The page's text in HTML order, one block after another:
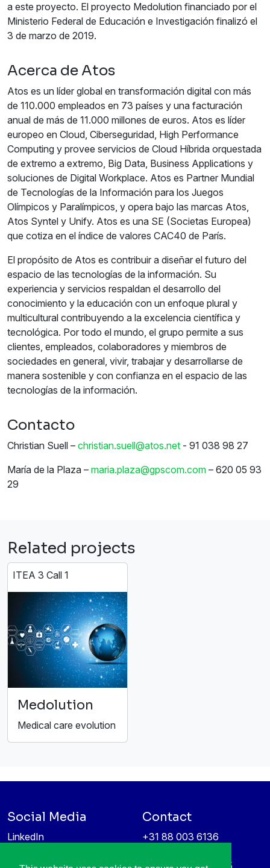
a este proyecto. El proyecto Medolution financiado por el
Ministerio Federal de Educación e Investigación finalizó el
3 de marzo de 2019.
Acerca de Atos
Atos es un líder global en transformación digital con más
de 110.000 empleados en 73 países y una facturación
anual de más de 11.000 millones de euros. Atos es líder
europeo en Cloud, Ciberseguridad, High Performance
Computing y provee servicios de Cloud Híbrida orquestada
de extremo a extremo, Big Data, Business Applications y
soluciones de Digital Workplace. Atos es Partner Mundial
de Tecnologías de la Información para los Juegos
Olímpicos y Paralímpicos, y opera bajo las marcas Atos,
Atos Syntel y Unify. Atos es una SE (Societas Europea)
que cotiza en el índice de valores CAC40 de París.
El propósito de Atos es contribuir a diseñar el futuro del
espacio de las tecnologías de la información. Su
experiencia y servicios respaldan el desarrollo del
conocimiento y la educación con un enfoque plural y
multicultural contribuyendo a la excelencia científica y
tecnológica. Por todo el mundo, el grupo permite a sus
clientes, empleados, colaboradores y miembros de
sociedades en general, vivir, trabajar y desarrollarse de
manera sostenible y con confianza en el espacio de las
tecnologías de la información.
Contacto
Christian Suell – christian.suell@atos.net - 91 038 98 27
María de la Plaza – maria.plaza@gpscom.com – 620 05 93
29
Related projects
ITEA 3 Call 1
Medolution
Medical care evolution
Social Media
LinkedIn
Contact
+31 88 003 6136
High Tech Campus 5